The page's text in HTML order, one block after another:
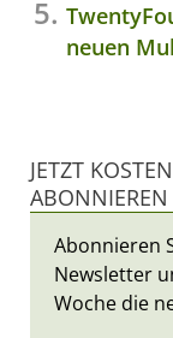
neuen
JETZT
ABONNIEREN
Abonnieren
Newsletter
Woche die